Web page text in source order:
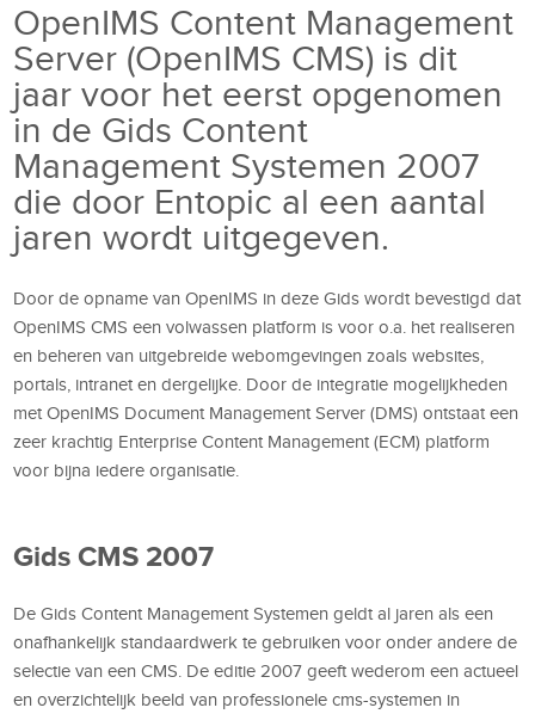
OpenIMS Content Management
Server (OpenIMS CMS) is dit
jaar voor het eerst opgenomen
in de Gids Content
Management Systemen 2007
die door Entopic al een aantal
jaren wordt uitgegeven.
Door de opname van OpenIMS in deze Gids wordt bevestigd dat
OpenIMS CMS een volwassen platform is voor o.a. het realiseren
en beheren van uitgebreide webomgevingen zoals websites,
portals, intranet en dergelijke. Door de integratie mogelijkheden
met OpenIMS Document Management Server (DMS) ontstaat een
zeer krachtig Enterprise Content Management (ECM) platform
voor bijna iedere organisatie.
Gids CMS 2007
De Gids Content Management Systemen geldt al jaren als een
onafhankelijk standaardwerk te gebruiken voor onder andere de
selectie van een CMS. De editie 2007 geeft wederom een actueel
en overzichtelijk beeld van professionele cms-systemen in